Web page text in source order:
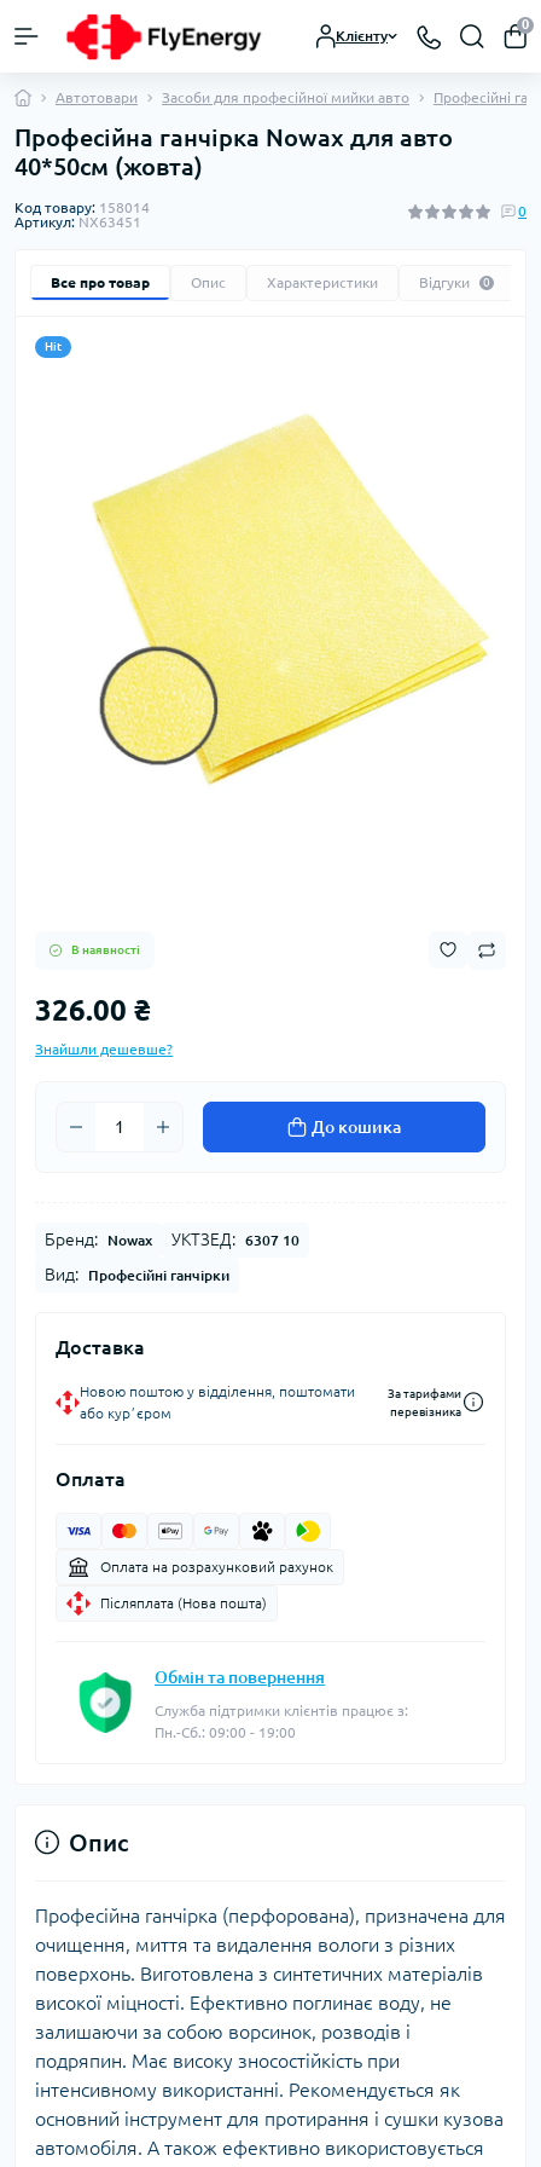
Клієнту
0
Автотовари Засоби для професійної мийки авто Професійні
Професійна ганчірка Nowax для авто
40*50см (жовта)
Код товару: 158014
Артикул: NX63451
0
Все про товар Опис Характеристики Відгуки 0
Hit
В наявності
326.00 ₴
Знайшли дешевше?
До кошика
Бренд: Nowax УКТЗЕД: 6307 10
Вид: Професійні ганчірки
Доставка
Новою поштою у відділення, поштомати
або курʼєром
За тарифами
перевізника
Оплата
Оплата на розрахунковий рахунок
Післяплата (Нова пошта)
Обмін та повернення
Служба підтримки клієнтів працює з:
Пн.-Сб.: 09:00 - 19:00
Опис
Професійна ганчірка (перфорована), призначена для
очищення, миття та видалення вологи з різних
поверхонь. Виготовлена з синтетичних матеріалів
високої міцності. Ефективно поглинає воду, не
залишаючи за собою ворсинок, розводів і
подряпин. Має високу зносостійкість при
інтенсивному використанні. Рекомендується як
основний інструмент для протирання і сушки кузова
автомобіля. А також ефективно використовується